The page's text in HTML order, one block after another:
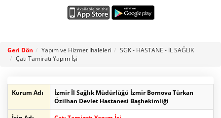
Geri Dön Yapım ve Hizmet İhaleleri
SGK - HASTANE - İL SAĞLIK
Çatı Tamiratı Yapım İşi
Kurum Adı
İzmir İl Sağlık Müdürlüğü İzmir Bornova Türkan
Özilhan Devlet Hastanesi Başhekimliği